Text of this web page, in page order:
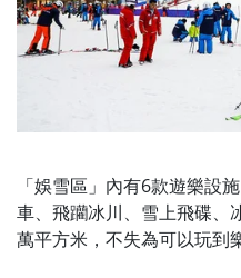
「娛雪區」內有6款遊樂設
車、飛躪冰川、雪上飛碟、
萬平方米，不失為可以玩到